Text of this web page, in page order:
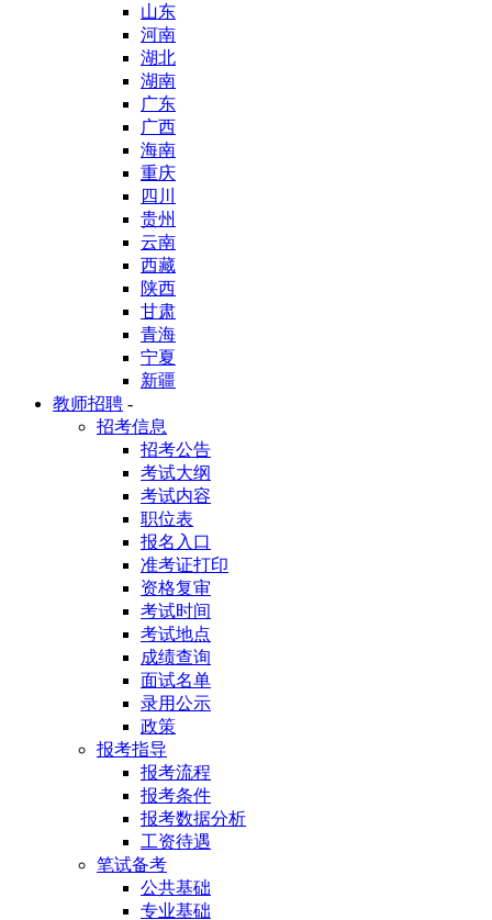
山东
河南
湖北
湖南
广东
广西
海南
重庆
四川
贵州
云南
西藏
陕西
甘肃
青海
宁夏
新疆
教师招聘 -
招考信息
招考公告
考试大纲
考试内容
职位表
报名入口
准考证打印
资格复审
考试时间
考试地点
成绩查询
面试名单
录用公示
政策
报考指导
报考流程
报考条件
报考数据分析
工资待遇
笔试备考
公共基础
专业基础